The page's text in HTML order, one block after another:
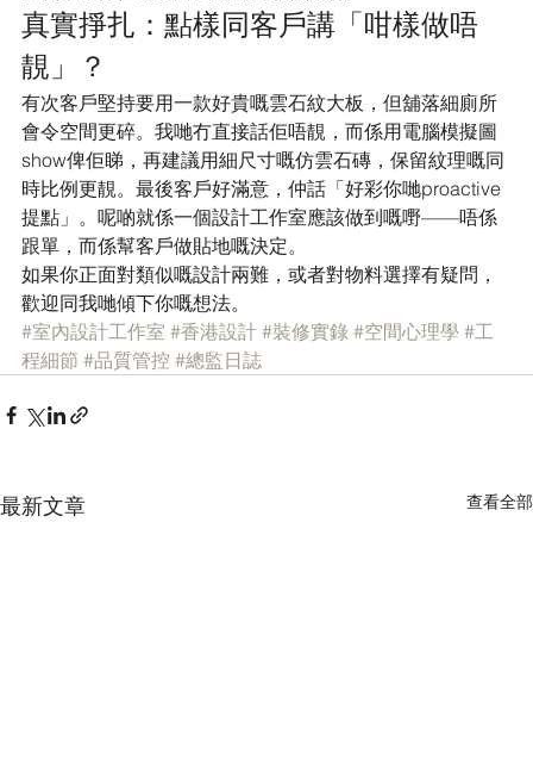
真實掙扎：點樣同客戶講「咁樣做唔
靚」？
有次客戶堅持要用一款好貴嘅雲石紋大板，但舖落細廁所
會令空間更碎。我哋冇直接話佢唔靚，而係用電腦模擬圖
show俾佢睇，再建議用細尺寸嘅仿雲石磚，保留紋理嘅同
時比例更靚。最後客戶好滿意，仲話「好彩你哋proactive
提點」。呢啲就係一個設計工作室應該做到嘅嘢——唔係
跟單，而係幫客戶做貼地嘅決定。
如果你正面對類似嘅設計兩難，或者對物料選擇有疑問，
歡迎同我哋傾下你嘅想法。
#室內設計工作室 #香港設計 #裝修實錄 #空間心理學 #工
程細節 #品質管控 #總監日誌
最新文章 查看全部